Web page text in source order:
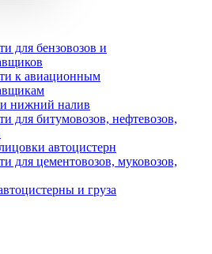
для бензовозов и
к авиационным
нижний налив
для битумовозов, нефтевозов,
автоцистерн
для цементовозов, муковозов,
и груза